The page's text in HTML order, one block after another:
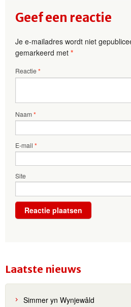
Geef een reactie
Je e-mailadres wordt niet
gemarkeerd met *
Reactie*
Naam*
E-mail *
Site
Laatste nieuws
Simmer yn Wynjewâld